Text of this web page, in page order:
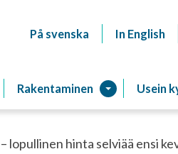
På svenska In English
Raitiotien
Rakentaminen Usein
hinta selviää ensi